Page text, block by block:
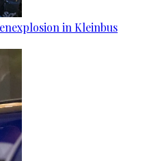
in Kleinbus